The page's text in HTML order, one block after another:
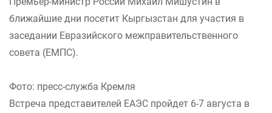
ближайшие дни посетит Кыргызстан для участия в
заседании Евразийского межправительственного
совета (ЕМПС).
Фото: пресс-служба Кремля
Встреча представителей ЕАЭС пройдет 6-7 августа в